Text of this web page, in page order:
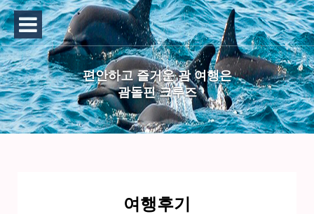
편안하고 즐거운 괌 여행은
괌돌핀 크루즈
여행후기